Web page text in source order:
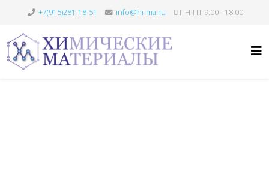
+7(915)281-18-51 info@hi-ma.ru ПН-ПТ 9:00 - 18:00